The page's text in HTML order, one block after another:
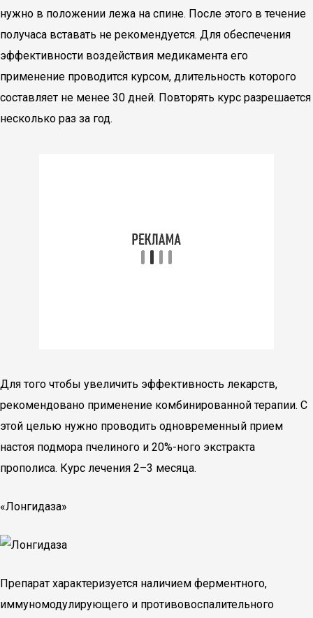
нужно в положении лежа на спине. После этого в течение
получаса вставать не рекомендуется. Для обеспечения
эффективности воздействия медикамента его
применение проводится курсом, длительность которого
составляет не менее 30 дней. Повторять курс разрешается
несколько раз за год.
Для того чтобы увеличить эффективность лекарств,
рекомендовано применение комбинированной терапии. С
этой целью нужно проводить одновременный прием
настоя подмора пчелиного и 20%-ного экстракта
прополиса. Курс лечения 2–3 месяца.
«Лонгидаза»
Препарат характеризуется наличием ферментного,
иммуномодулирующего и противовоспалительного